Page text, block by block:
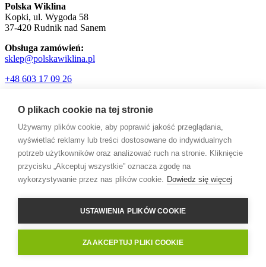
Polska Wiklina
Kopki, ul. Wygoda 58
37-420 Rudnik nad Sanem
Obsługa zamówień:
sklep@polskawiklina.pl
+48 603 17 09 26
© 2026 PolskaWiklina.PL.
facebook
pinterest
instagram
O plikach cookie na tej stronie
Używamy plików cookie, aby poprawić jakość przeglądania,
wyświetlać reklamy lub treści dostosowane do indywidualnych
potrzeb użytkowników oraz analizować ruch na stronie. Kliknięcie
przycisku „Akceptuj wszystkie” oznacza zgodę na
wykorzystywanie przez nas plików cookie. Dowiedz się więcej
USTAWIENIA PLIKÓW COOKIE
ZAAKCEPTUJ PLIKI COOKIE